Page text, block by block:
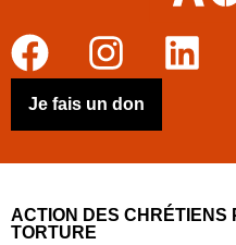
Je fais un don
ACTION DES
TORTURE